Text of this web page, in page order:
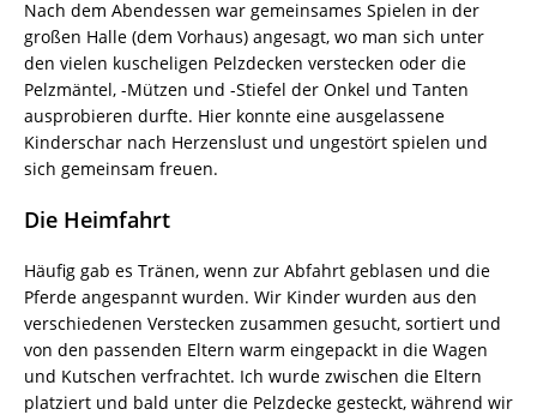
Nach dem Abendessen war gemeinsames Spielen in der
großen Halle (dem Vorhaus) angesagt, wo man sich unter
den vielen kuscheligen Pelzdecken verstecken oder die
Pelzmäntel, -Mützen und -Stiefel der Onkel und Tanten
ausprobieren durfte. Hier konnte eine ausgelassene
Kinderschar nach Herzenslust und ungestört spielen und
sich gemeinsam freuen.
Die Heimfahrt
Häufig gab es Tränen, wenn zur Abfahrt geblasen und die
Pferde angespannt wurden. Wir Kinder wurden aus den
verschiedenen Verstecken zusammen gesucht, sortiert und
von den passenden Eltern warm eingepackt in die Wagen
und Kutschen verfrachtet. Ich wurde zwischen die Eltern
platziert und bald unter die Pelzdecke gesteckt, während wir